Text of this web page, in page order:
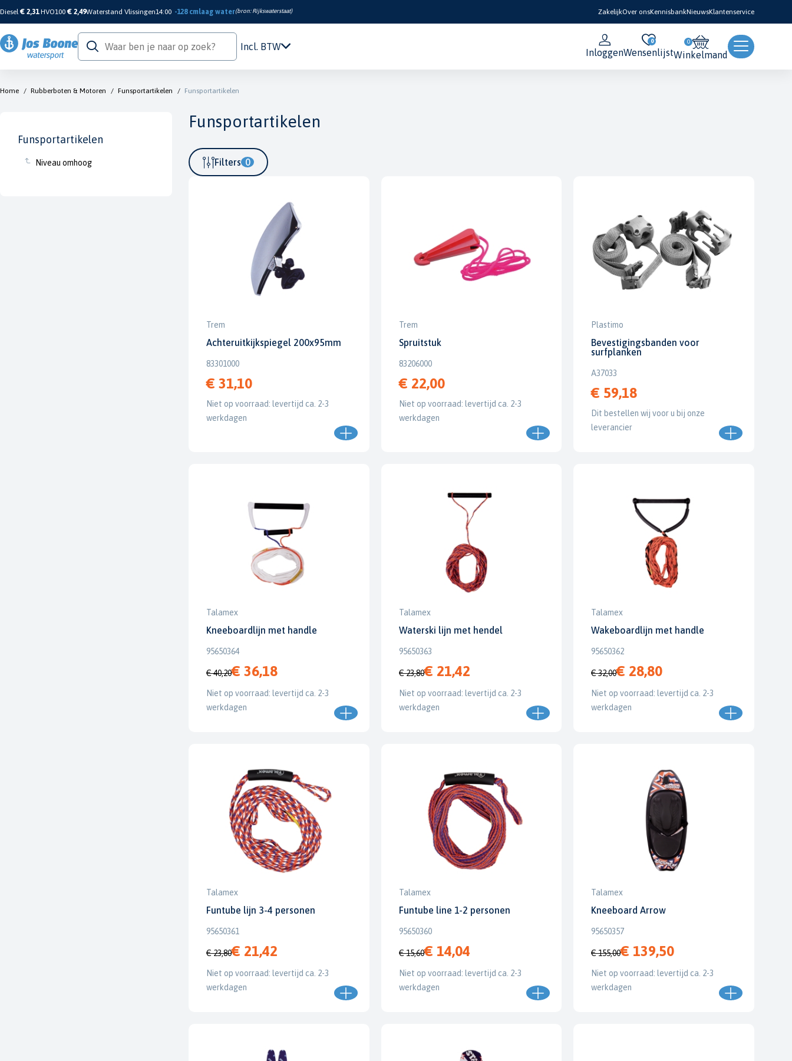
Diesel€ 2,31 HVO100 € 2,49Waterstand Vlissingen14:00 -128 cmlaag water(bron:Rijkswaterstaat) ZakelijkOver onsKennisbankNieuwsKlantenservice
Sanitair & Comfort
Outlet
Incl. BTW
Inloggen
0
WensenlijstWinkelmand
Home / Rubberboten & Motoren / Funsportartikelen / Funsportartikelen
Funsportartikelen
Niveau omhoog
Funsportartikelen
Filters 0
Trem
Achteruitkijkspiegel 200x95mm
83301000
€ 31,10
Niet op voorraad: levertijd ca. 2-3
werkdagen
Trem
Spruitstuk
83206000
€ 22,00
Niet op voorraad: levertijd ca. 2-3
werkdagen
Plastimo
Bevestigingsbanden voor
surfplanken
A37033
€ 59,18
Dit bestellen wij voor u bij onze
leverancier
Talamex
Kneeboardlijn met handle
95650364
€ 40,20€ 36,18
Niet op voorraad: levertijd ca. 2-3
werkdagen
Talamex
Waterski lijn met hendel
95650363
€ 23,80€ 21,42
Niet op voorraad: levertijd ca. 2-3
werkdagen
Talamex
Wakeboardlijn met handle
95650362
€ 32,00€ 28,80
Niet op voorraad: levertijd ca. 2-3
werkdagen
Talamex
Funtube lijn 3-4 personen
95650361
€ 23,80€ 21,42
Niet op voorraad: levertijd ca. 2-3
werkdagen
Talamex
Funtube line 1-2 personen
95650360
€ 15,60€ 14,04
Niet op voorraad: levertijd ca. 2-3
werkdagen
Talamex
Kneeboard Arrow
95650357
€ 155,00€ 139,50
Niet op voorraad: levertijd ca. 2-3
werkdagen